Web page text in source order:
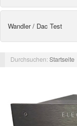
Wandler / Dac Test
Durchsuchen:Startseite